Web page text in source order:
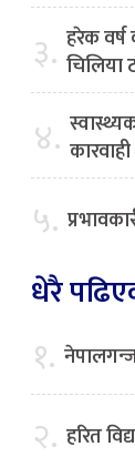
३. हरेक वर्ष
चिलिया
४.
५.
धेरै
१.
२. हरित